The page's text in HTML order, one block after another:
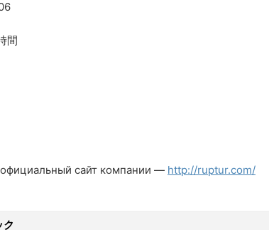
間
сайт компании — http://ruptur.com/
ク